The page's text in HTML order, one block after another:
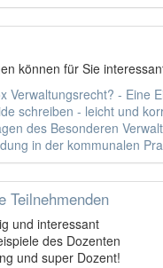
können für Sie
Verwaltungsrecht? - Eine
schreiben - leicht und
des Besonderen
in der kommunalen
Teilnehmenden
und interessant
des Dozenten
und super Dozent!